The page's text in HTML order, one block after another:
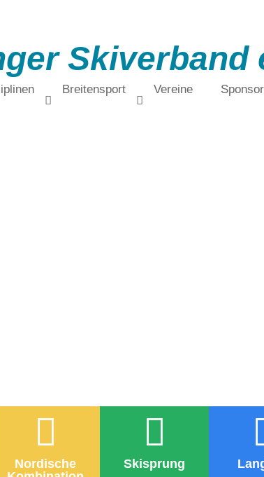
Skiverband
Breitensport Vereine
Nordische
Skisprung